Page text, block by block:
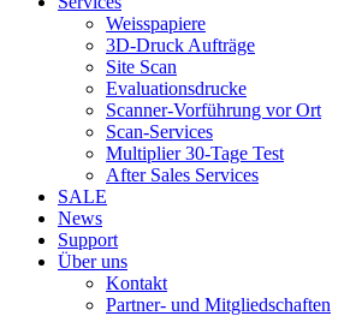
Weisspapiere
3D-Druck Aufträge
Site Scan
Evaluationsdrucke
Scanner-Vorführung vor Ort
Scan-Services
Multiplier 30-Tage Test
After Sales Services
SALE
News
Support
Über uns
Kontakt
Partner- und Mitgliedschaften